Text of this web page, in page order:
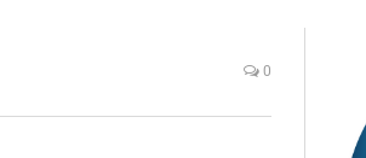
0